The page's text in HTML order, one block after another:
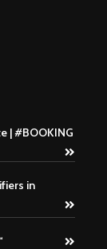
| #BOOKING
in